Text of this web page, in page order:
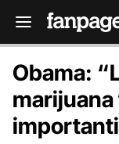
Obama: